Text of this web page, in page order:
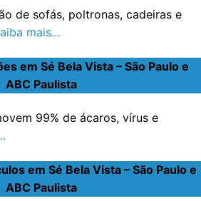
de sofás, poltronas, cadeiras e
mais…
em Sé Bela Vista – São Paulo e
ABC Paulista
99% de ácaros, vírus e
em Sé Bela Vista – São Paulo e
ABC Paulista